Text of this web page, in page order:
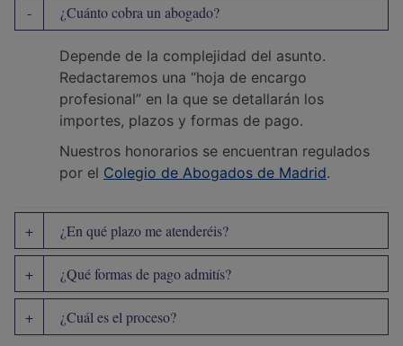
¿Cuánto cobra un abogado?
Depende de la complejidad del asunto.
Redactaremos una “hoja de encargo
profesional” en la que se detallarán los
importes, plazos y formas de pago.
Nuestros honorarios se encuentran regulados
por el Colegio de Abogados de Madrid.
¿En qué plazo me atenderéis?
¿Qué formas de pago admitís?
¿Cuál es el proceso?